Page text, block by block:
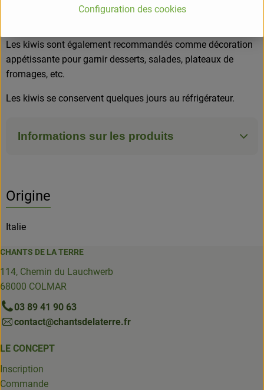
sauce à la vanille, de l'alcool de framboise, de l'eau-de-vie ou
Les kiwis sont également recommandés comme décoration
appétissante pour garnir desserts, salades, plateaux de
fromages, etc.
Les kiwis se conservent quelques jours au réfrigérateur.
Informations sur les produits
Origine
Italie
CHANTS DE LA TERRE
114, Chemin du Lauchwerb
68000 COLMAR
03 89 41 90 63
contact@chantsdelaterre.fr
LE CONCEPT
Inscription
Commande
Configuration des cookies